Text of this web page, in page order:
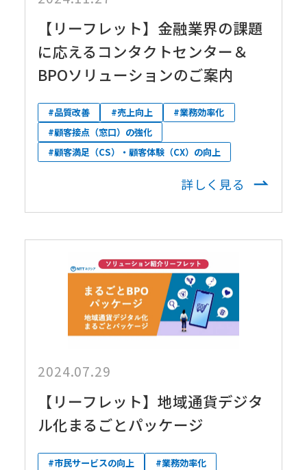
【リーフレット】金融業界の課題
に応えるコンタクトセンター＆
BPOソリューションのご案内
#品質改善 #売上向上
#業務効率化
#顧客接点（窓口）の強化
#顧客満足（CS）・顧客体験（CX）の向上
詳しく見る
2024.07.29
【リーフレット】地域通貨デジタ
ル化まるごとパッケージ
#市民サービスの向上
#業務効率化